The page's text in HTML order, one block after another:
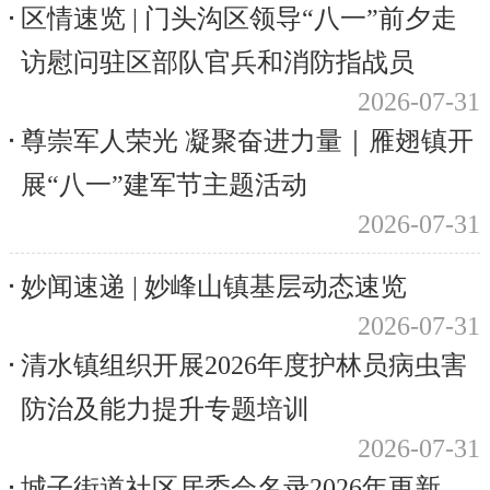
区情速览 | 门头沟区领导“八一”前夕走
访慰问驻区部队官兵和消防指战员
2026-07-31
尊崇军人荣光 凝聚奋进力量｜雁翅镇开
展“八一”建军节主题活动
2026-07-31
妙闻速递 | 妙峰山镇基层动态速览
2026-07-31
清水镇组织开展2026年度护林员病虫害
防治及能力提升专题培训
2026-07-31